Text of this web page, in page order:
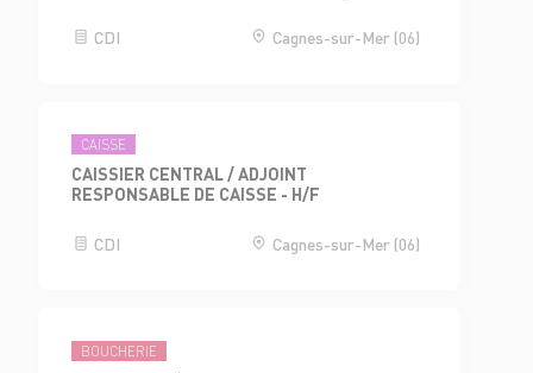
CDI Cagnes-sur-Mer (06)
CAISSE
CAISSIER CENTRAL / ADJOINT
RESPONSABLE DE CAISSE - H/F
CDI Cagnes-sur-Mer (06)
BOUCHERIE